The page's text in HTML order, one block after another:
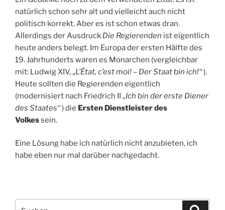
natürlich schon sehr alt und vielleicht auch nicht
politisch korrekt. Aber es ist schon etwas dran.
Allerdings der Ausdruck Die Regierenden ist eigentlich
heute anders belegt. Im Europa der ersten Hälfte des
19. Jahrhunderts waren es Monarchen (vergleichbar
mit: Ludwig XIV, „L’État, c’est moi! – Der Staat bin ich!“).
Heute sollten die Regierenden eigentlich
(modernisiert nach Friedrich II „Ich bin der erste Diener
des Staates“) die Ersten Dienstleister des
Volkessein.
Eine Lösung habe ich natürlich nicht anzubieten, ich
habe eben nur mal darüber nachgedacht.